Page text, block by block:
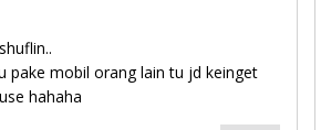
pake mobil orang lain tu jd keinget
hahaha